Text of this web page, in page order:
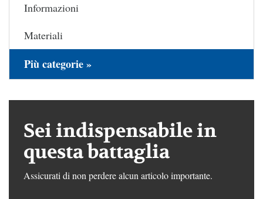
Informazioni
Materiali
Più categorie »
Sei indispensabile in
questa battaglia
Assicurati di non perdere alcun articolo importante.